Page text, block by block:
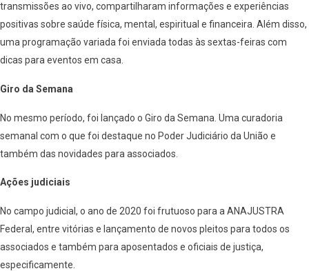
transmissões ao vivo, compartilharam informações e experiências
positivas sobre saúde física, mental, espiritual e financeira. Além disso,
uma programação variada foi enviada todas às sextas-feiras com
dicas para eventos em casa.
Giro da Semana
No mesmo período, foi lançado o Giro da Semana. Uma curadoria
semanal com o que foi destaque no Poder Judiciário da União e
também das novidades para associados.
Ações judiciais
No campo judicial, o ano de 2020 foi frutuoso para a ANAJUSTRA
Federal, entre vitórias e lançamento de novos pleitos para todos os
associados e também para aposentados e oficiais de justiça,
especificamente.